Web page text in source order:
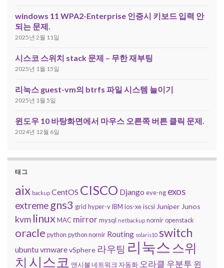
windows 11 WPA2-Enterprise 인증시 키보드 입력 안
되는 문제.
2025년 2월 11일
시스코 스위치 stack 문제 – 무한 재부팅
2025년 1월 15일
리눅스 guest-vm의 btrfs 파일 시스템 늘이기
2025년 1월 5일
윈도우 10 바탕화면에서 마우스 오른쪽 버튼 클릭 문제.
2024년 12월 6일
태그
aix backup CentOS CISCO Django eve-ng exos
extreme gns3 grid hyper-vIBM ios-xeiscsi Juniper Junos
kvm linuxMAC mirror mysql netbackup norniropenstack
oracle python python nornir Routing solaris10 switch
ubuntuvmwarevSphere 라우팅 리눅스 스위
치 시스코 앤시블 네트워크 자동화 오라클 우분투 윈